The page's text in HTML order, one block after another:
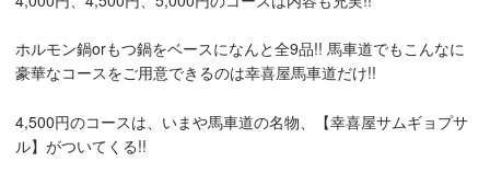
ホルモン鍋orもつ鍋をベースになんと全9品!! 馬車道でもこんなに
豪華なコースをご用意できるのは幸喜屋馬車道だけ!!
4,500円のコースは、いまや馬車道の名物、【幸喜屋サムギョプサ
ル】がついてくる!!